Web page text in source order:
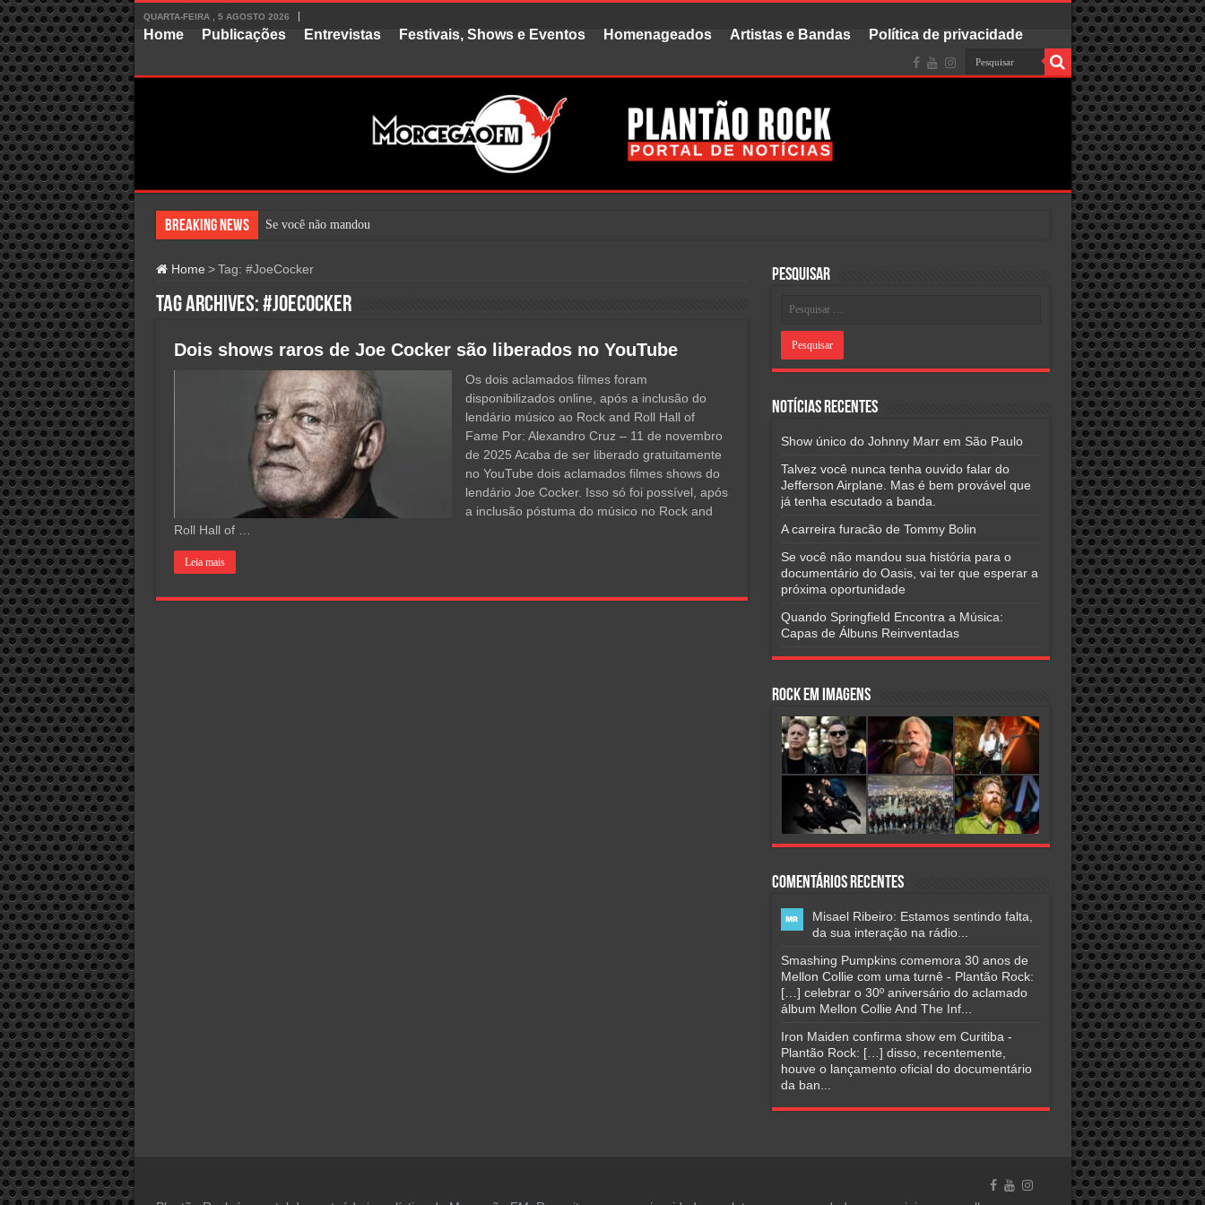
QUARTA-FEIRA , 5 AGOSTO 2026
Home Publicações Entrevistas Festivais, Shows e Eventos Homenageados Artistas e Bandas Política de privacidade
Breaking News Se você não mandou sua histó
Home > Tag: #JoeCocker
Tag Archives:#JoeCocker
Dois shows raros de Joe Cocker são liberados no YouTube
Os dois aclamados filmes foram
disponibilizados online, após a inclusão do
lendário músico ao Rock and Roll Hall of
Fame Por: Alexandro Cruz – 11 de novembro
de 2025 Acaba de ser liberado gratuitamente
no YouTube dois aclamados filmes shows do
lendário Joe Cocker. Isso só foi possível, após
a inclusão póstuma do músico no Rock and
Roll Hall of …
Leia mais
Pesquisar
Notícias Recentes
Show único do Johnny Marr em São Paulo
Talvez você nunca tenha ouvido falar do
Jefferson Airplane. Mas é bem provável que
já tenha escutado a banda.
A carreira furacão de Tommy Bolin
Se você não mandou sua história para o
documentário do Oasis, vai ter que esperar a
próxima oportunidade
Quando Springfield Encontra a Música:
Capas de Álbuns Reinventadas
Rock em Imagens
Comentários Recentes
Misael Ribeiro: Estamos sentindo falta,
da sua interação na rádio...
Smashing Pumpkins comemora 30 anos de
Mellon Collie com uma turnê - Plantão Rock:
[…] celebrar o 30º aniversário do aclamado
álbum Mellon Collie And The Inf...
Iron Maiden confirma show em Curitiba -
Plantão Rock: […] disso, recentemente,
houve o lançamento oficial do documentário
da ban...